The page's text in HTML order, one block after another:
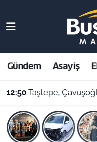
Gündem Asayiş
12:50 Taştepe, Çavuşoğlu, Cirikpınar,
Asayiş
Ekonomi
Dünya
Bölge
Malatya Nöbetçi
Malatya Hava
Malatya Namaz
Malatya Trafik
Süper Lig Puan